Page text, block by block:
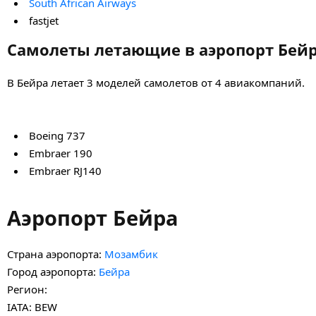
fastjet
Самолеты летающие в аэропорт
В Бейра летает 3 моделей самолетов от 4 авиакомпаний.
Boeing 737
Embraer 190
Embraer RJ140
Аэропорт Бейра
Страна аэропорта: Мозамбик
Город аэропорта: Бейра
Регион:
IATA: BEW